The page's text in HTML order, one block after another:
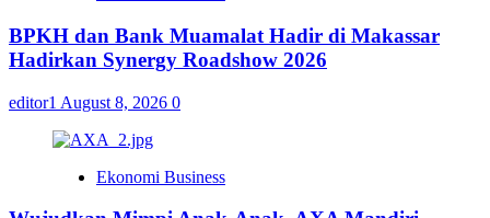
BPKH dan Bank Muamalat Hadir di Makassar
Hadirkan Synergy Roadshow 2026
editor1 August 8, 2026 0
Ekonomi Business